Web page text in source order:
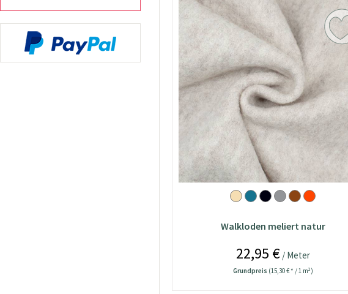
Walkloden meliert natur
22,95 €/ Meter
Grundpreis (15,30 € * / 1 m²)